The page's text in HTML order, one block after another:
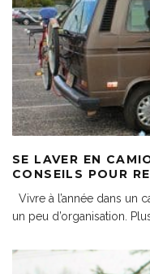
SE LAVER EN
CONSEILS POUR
Vivre à l’année dans un
un peu d’organisation.